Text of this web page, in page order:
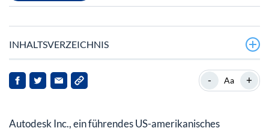
INHALTSVERZEICHNIS
Was treibt den jüngsten Kursanstieg von Autodesk an?
- Aa +
Autodesk Inc., ein führendes US-amerikanisches